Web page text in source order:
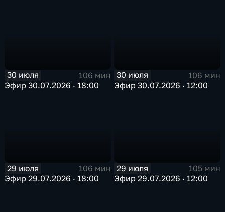
30 июля
106 мин
Эфир 30.07.2026 · 18:00
30 июля
106 мин
Эфир 30.07.2026 · 12:00
29 июля
106 мин
Эфир 29.07.2026 · 18:00
29 июля
105 мин
Эфир 29.07.2026 · 12:00